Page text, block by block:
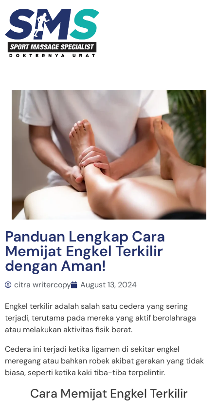
Panduan Lengkap Cara
Memijat Engkel Terkilir
dengan Aman!
citra writercopy August 13, 2024
Engkel terkilir adalah salah satu cedera yang sering
terjadi, terutama pada mereka yang aktif berolahraga
atau melakukan aktivitas fisik berat.
Cedera ini terjadi ketika ligamen di sekitar engkel
meregang atau bahkan robek akibat gerakan yang tidak
biasa, seperti ketika kaki tiba-tiba terpelintir.
Cara Memijat Engkel Terkilir